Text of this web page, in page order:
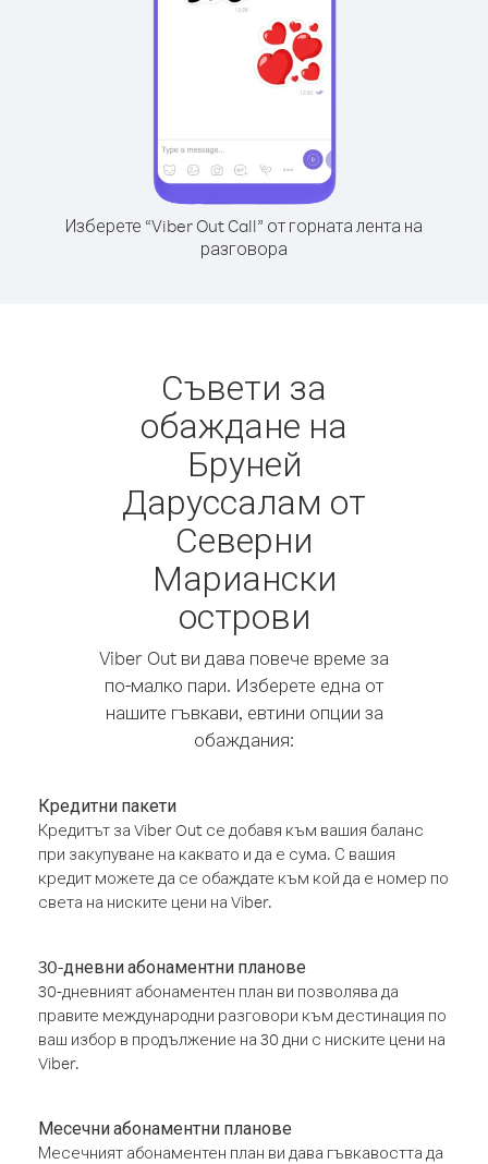
Изберете “Viber Out Call” от горната лента на
разговора
Съвети за
обаждане на
Бруней
Даруссалам от
Северни
Мариански
острови
Viber Out ви дава повече време за
по-малко пари. Изберете една от
нашите гъвкави, евтини опции за
обаждания:
Кредитни пакети
Кредитът за Viber Out се добавя към вашия баланс
при закупуване на каквато и да е сума. С вашия
кредит можете да се обаждате към кой да е номер по
света на ниските цени на Viber.
30-дневни абонаментни планове
30-дневният абонаментен план ви позволява да
правите международни разговори към дестинация по
ваш избор в продължение на 30 дни с ниските цени на
Viber.
Месечни абонаментни планове
Месечният абонаментен план ви дава гъвкавостта да